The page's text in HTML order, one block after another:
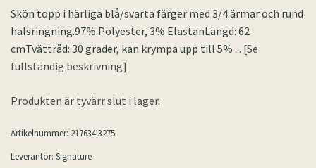
Skön topp i härliga blå/svarta färger med 3/4 ärmar och rund
halsringning.97% Polyester, 3% ElastanLängd: 62
cmTvättråd: 30 grader, kan krympa upp till 5% ... [Se
fullständig beskrivning]
Produkten är tyvärr slut i lager.
Artikelnummer: 217634.3275
Leverantör: Signature